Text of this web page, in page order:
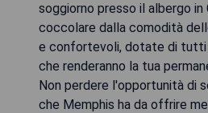
soggiorno presso il albergo in
coccolare dalla comodità
e confortevoli, dotate di tutti
che renderanno la tua
Non perdere l'opportunità di
che Memphis ha da offrire